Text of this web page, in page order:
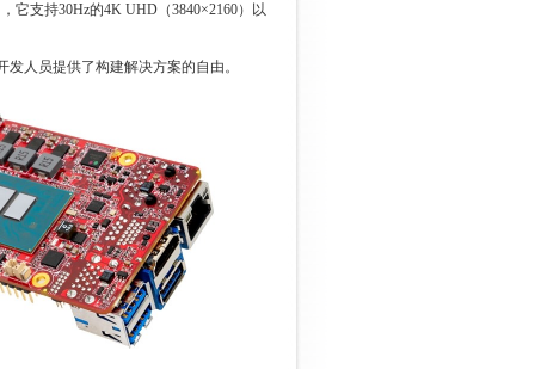
它支持30Hz的4K UHD（3840×2160）以
人员提供了构建解决方案的自由。